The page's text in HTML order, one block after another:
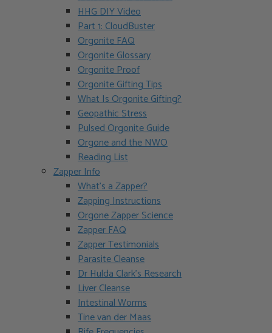
HHG DIY Video
Part 1: CloudBuster
Orgonite FAQ
Orgonite Glossary
Orgonite Proof
Orgonite Gifting Tips
What Is Orgonite Gifting?
Geopathic Stress
Pulsed Orgonite Guide
Orgone and the NWO
Reading List
Zapper Info
What’s a Zapper?
Zapping Instructions
Orgone Zapper Science
Zapper FAQ
Zapper Testimonials
Parasite Cleanse
Dr Hulda Clark’s Research
Liver Cleanse
Intestinal Worms
Tine van der Maas